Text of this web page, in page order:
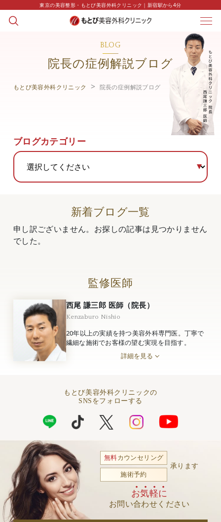
東京の美容整形・もとび美容外科クリニック｜新宿駅から4分
BLOG
院長の症例解説ブログ
もとび美容外科クリニック 院長の症例解説ブログ
ブログカテゴリー
新着ブログ一覧
申し訳ございません。お探しの記事は見つかりません
でした。
監修医師
西尾 謙三郎 医師（院長）
Kenzaburo Nishio
20年以上の実績を持つ美容外科専門医。丁寧で
繊細な施術でお客様の望む実現を目指す。
詳細を見る
もとび美容外科クリニックの
SNSをフォローする
無料カウンセリング
施術予約
承ります
お気軽に
お問い合わせください